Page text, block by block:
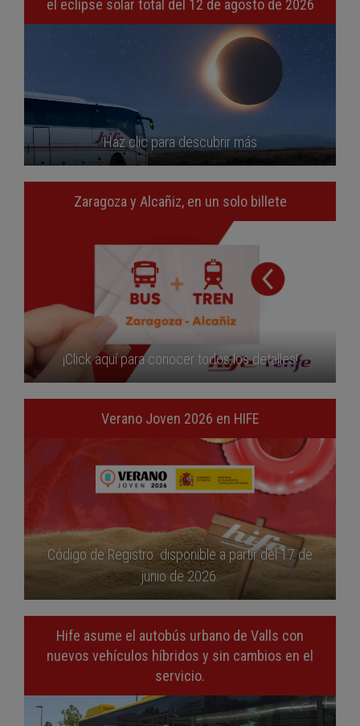
el eclipse solar total del 12 de agosto de 2026
Haz clic para descubrir más
Zaragoza y Alcañiz, en un solo billete
¡Click aquí para conocer todos los detalles!
Verano Joven 2026 en HIFE
Código de Registro disponible a partir del 17 de
junio de 2026.
Hife asume el autobús urbano de Valls con
nuevos vehículos híbridos y sin cambios en el
servicio.